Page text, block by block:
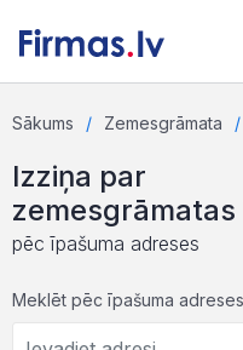
Sākums Zemesgrāmata
Izziņa par
pēc īpašuma adreses
Meklēt pēc īpašuma adreses